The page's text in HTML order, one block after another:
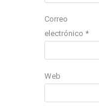
Correo
electrónico *
Web